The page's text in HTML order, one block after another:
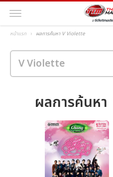
หน้าแรก ผลการค้นหา V Violette
ผลการค้นหา